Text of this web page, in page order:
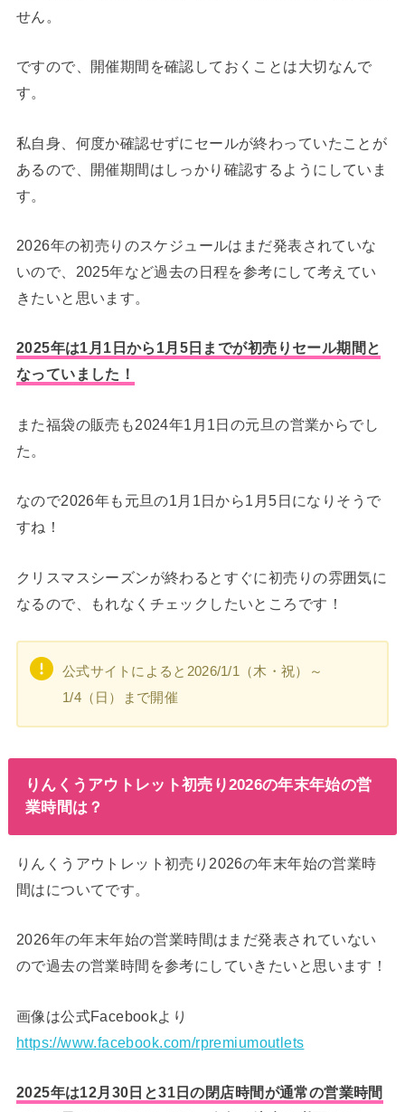
せん。
ですので、開催期間を確認しておくことは大切なんで
す。
私自身、何度か確認せずにセールが終わっていたことが
あるので、開催期間はしっかり確認するようにしていま
す。
2026年の初売りのスケジュールはまだ発表されていな
いので、2025年など過去の日程を参考にして考えてい
きたいと思います。
2025年は1月1日から1月5日までが初売りセール期間と
なっていました！
また福袋の販売も2024年1月1日の元旦の営業からでし
た。
なので2026年も元旦の1月1日から1月5日になりそうで
すね！
クリスマスシーズンが終わるとすぐに初売りの雰囲気に
なるので、もれなくチェックしたいところです！
公式サイトによると2026/1/1（木・祝）～
1/4（日）まで開催
りんくうアウトレット初売り2026の年末年始の営
業時間は？
りんくうアウトレット初売り2026の年末年始の営業時
間はについてです。
2026年の年末年始の営業時間はまだ発表されていない
ので過去の営業時間を参考にしていきたいと思います！
画像は公式Facebookより
https://www.facebook.com/rpremiumoutlets
2025年は12月30日と31日の閉店時間が通常の営業時間